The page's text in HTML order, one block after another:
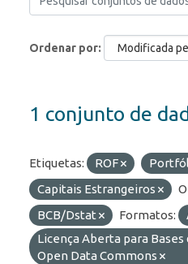
Ordenar por
1 conjunto de
Etiquetas: ROF
Capitais Estrangeiros
BCB/Dstat
Formatos:
Licença Aberta para Bases
Open Data Commons